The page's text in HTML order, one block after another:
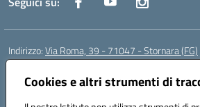
Cookies e altri strumenti di
Indirizzo:Via Roma, 39 - 71047 - Stornara (FG)
Centralino:
Posta elettronica certificata (PEC):